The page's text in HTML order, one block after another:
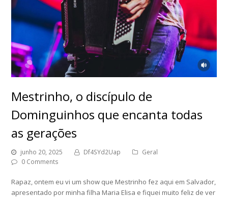
Mestrinho, o discípulo de
Dominguinhos que encanta todas
as gerações
junho 20, 2025 Df4SYd2Uap
Geral
0 Comments
Rapaz, ontem eu vi um show que Mestrinho fez aqui em Salvador,
apresentado por minha filha Maria Elisa e fiquei muito feliz de ver